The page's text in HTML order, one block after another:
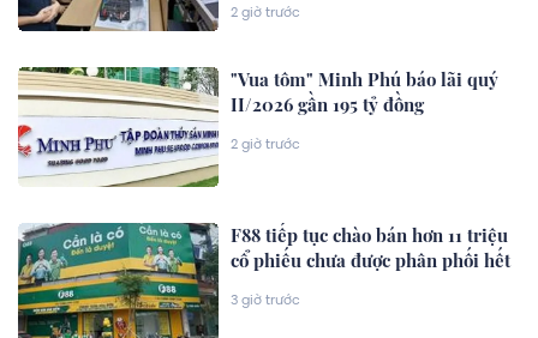
2 giờ trước
"Vua tôm" Minh Phú báo lãi quý
II/2026 gần 195 tỷ đồng
2 giờ trước
F88 tiếp tục chào bán hơn 11 triệu
cổ phiếu chưa được phân phối hết
3 giờ trước